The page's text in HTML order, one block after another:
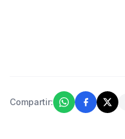
Compartir: